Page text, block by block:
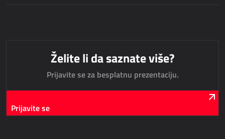
HRM - UPRAVLJANJE LJUDSKIM RESURSIMA
AllForTeam HRM
Želite li da saznate više?
Prijavite se za besplatnu prezentaciju.
Prijavite se